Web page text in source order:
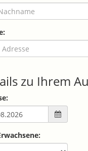
zu Ihrem